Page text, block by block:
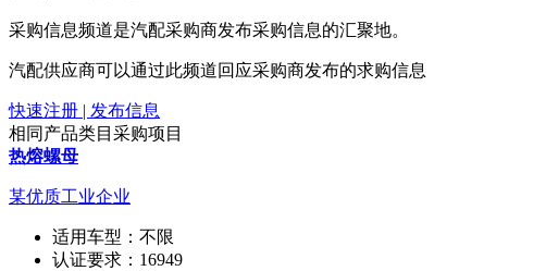
采购信息频道是汽配采购商发布采购信息的汇聚地。
汽配供应商可以通过此频道回应采购商发布的求购信息
快速注册 | 发布信息
相同产品类目采购项目
热熔螺母
某优质工业企业
适用车型： 不限
认证要求： 16949